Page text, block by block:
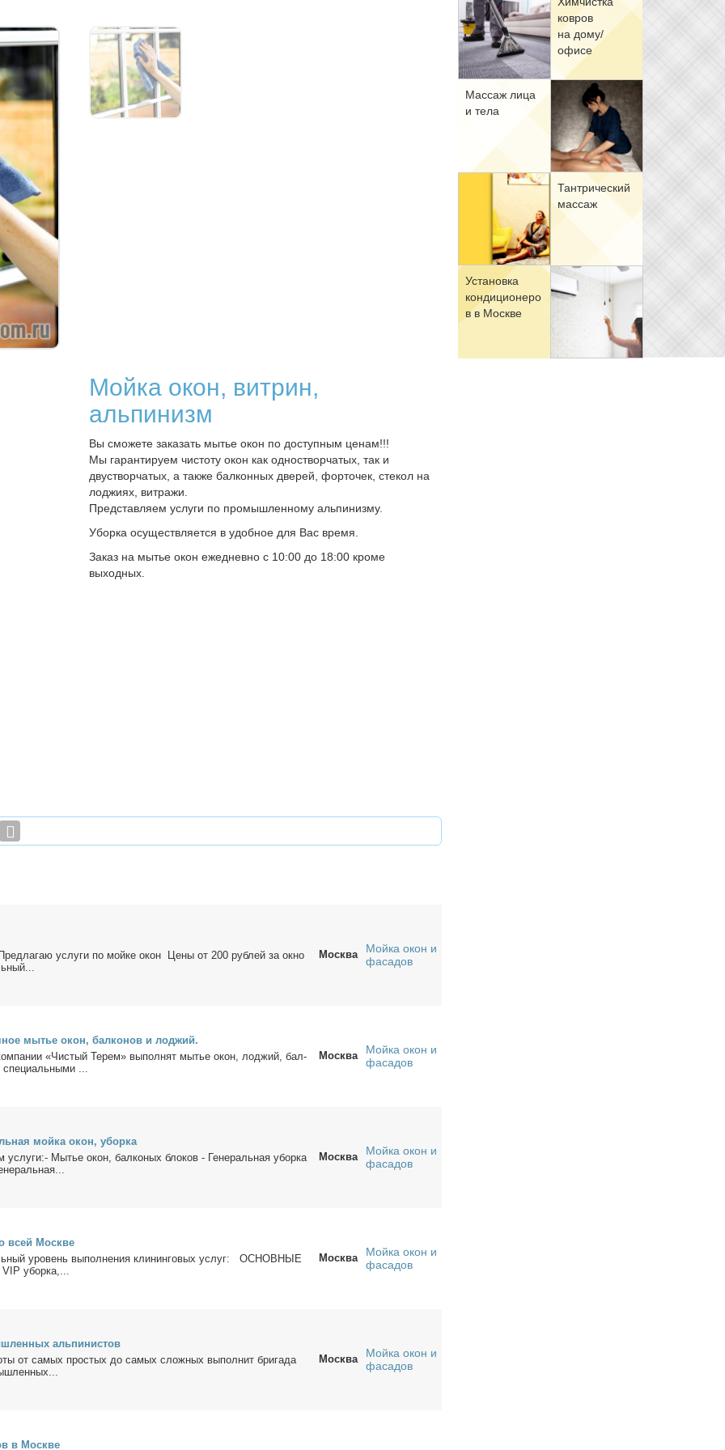
ков­ров
на до­му/
офи­се
Мас­саж ли­ца
и те­ла
Тан­три­че­ский
мас­саж
Уста­нов­ка
кон­ди­ци­о­не­ро
в в Москве
Мойка окон, витрин,
альпинизм
Вы сможете заказать мытье окон по доступным ценам!!!
Мы гарантируем чистоту окон как одностворчатых, так и
двустворчатых, а также балконных дверей, форточек, стекол на
лоджиях, витражи.
Представляем услуги по промышленному альпинизму.
Уборка осуществляется в удобное для Вас время.
Заказ на мытье окон ежедневно с 10:00 до 18:00 кроме
выходных.
услу­ги по мой­ке окон Це­ны от 200 руб­лей за ок­но
Москва
Мойка окон и
фасадов
мы­тье окон, бал­ко­нов и лод­жий.
«Чи­стый Те­рем» вы­пол­нят мы­тье окон, лод­жий, бал­
спе­ци­аль­ны­ми ...
Москва
Мойка окон и
фасадов
мой­ка окон, убор­ка
услу­ги:- Мы­тье окон, бал­ко­ных бло­ков - Ге­не­раль­ная убор­ка
Москва
Мойка окон и
фасадов
всей Москве
уро­вень вы­пол­не­ния кли­нин­го­вых услуг: ОСНОВНЫЕ
убор­ка,...
Москва
Мойка окон и
фасадов
аль­пи­ни­стов
от са­мых про­стых до са­мых слож­ных вы­пол­нит бри­га­да
Москва
Мойка окон и
фасадов
в Москве